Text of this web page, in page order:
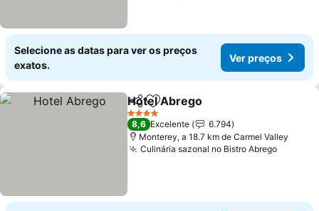
Selecione as datas para ver os preços
exatos.
Ver preços
PartilharAdicionar aos favoritos
Hotel Abrego
4 Estrelas
8,6 Excelente
6.794
Monterey, a 18.7 km de Carmel Valley
Culinária sazonal no Bistro Abrego